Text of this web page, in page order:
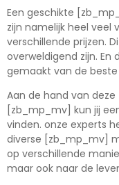
Een geschikte
zijn namelijk heel
verschillende prijzen.
overweldigend zijn. En
gemaakt van de
Aan de hand van
[zb_mp_mv] kun jij
vinden. onze experts
diverse [zb_mp_mv]
op verschillende
maar ook naar de